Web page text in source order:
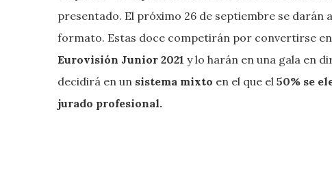
presentado. El próximo 26 de septiembre se darán
formato. Estas doce competirán por convertirse
Eurovisión Junior 2021 y lo harán en una gala en
decidirá en un sistema mixto en el que el 50% se
jurado profesional.